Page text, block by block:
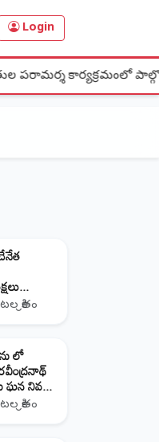
Login
పాల్గొన్న జిల్లా అధ్యక్షులు
క్రితం
లో
ఘన నివ...
క్రితం